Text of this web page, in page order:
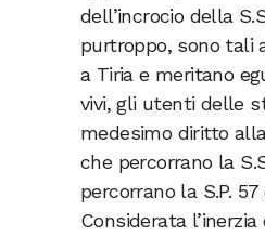
dell’incrocio della
purtroppo, sono tali
a Tiria e meritano
vivi, gli utenti delle
medesimo diritto
che percorrano la
percorrano la S.P. 57
Considerata